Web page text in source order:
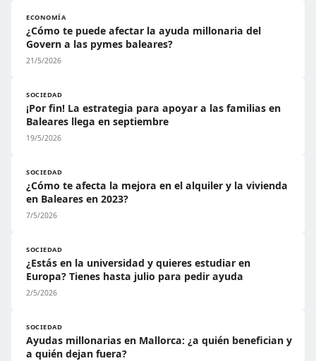
ECONOMÍA
¿Cómo te puede afectar la ayuda millonaria del
Govern a las pymes baleares?
21/5/2026
SOCIEDAD
¡Por fin! La estrategia para apoyar a las familias en
Baleares llega en septiembre
19/5/2026
SOCIEDAD
¿Cómo te afecta la mejora en el alquiler y la vivienda
en Baleares en 2023?
7/5/2026
SOCIEDAD
¿Estás en la universidad y quieres estudiar en
Europa? Tienes hasta julio para pedir ayuda
2/5/2026
SOCIEDAD
Ayudas millonarias en Mallorca: ¿a quién benefician y
a quién dejan fuera?